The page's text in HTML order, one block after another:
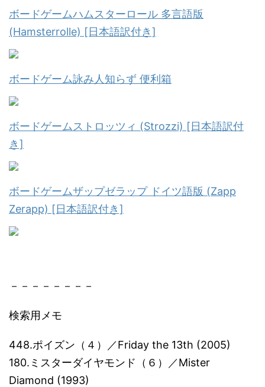
ボードゲームハムスターロール 多言語版
(Hamsterrolle) [日本語訳付き]
ボードゲーム詠み人知らず 便利箱
ボードゲームストロッツィ (Strozzi) [日本語訳付
き]
ボードゲームザップゼラップ ドイツ語版 (Zapp
Zerapp) [日本語訳付き]
－－－－－－－－
検索用メモ
448.ポイズン（４）／Friday the 13th (2005)
180.ミスターダイヤモンド（６）／Mister
Diamond (1993)